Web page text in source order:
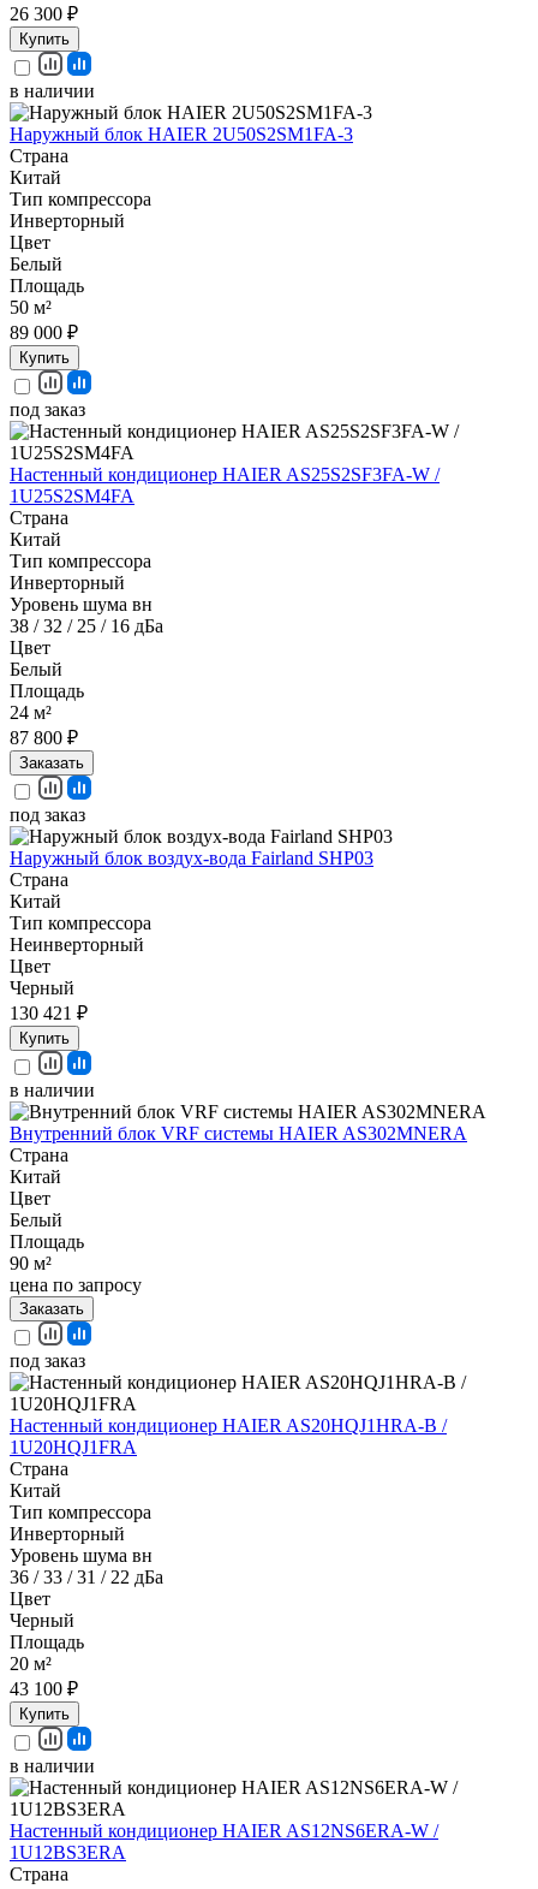
26 300 ₽
Купить
в наличии
Наружный блок HAIER 2U50S2SM1FA-3
Страна
Китай
Тип компрессора
Инверторный
Цвет
Белый
Площадь
50 м²
89 000 ₽
Купить
под заказ
Настенный кондиционер HAIER AS25S2SF3FA-W /
1U25S2SM4FA
Страна
Китай
Тип компрессора
Инверторный
Уровень шума вн
38 / 32 / 25 / 16 дБа
Цвет
Белый
Площадь
24 м²
87 800 ₽
Заказать
под заказ
Наружный блок воздух-вода Fairland SHP03
Страна
Китай
Тип компрессора
Неинверторный
Цвет
Черный
130 421 ₽
Купить
в наличии
Внутренний блок VRF системы HAIER AS302MNERA
Страна
Китай
Цвет
Белый
Площадь
90 м²
цена по запросу
Заказать
под заказ
Настенный кондиционер HAIER AS20HQJ1HRA-B /
1U20HQJ1FRA
Страна
Китай
Тип компрессора
Инверторный
Уровень шума вн
36 / 33 / 31 / 22 дБа
Цвет
Черный
Площадь
20 м²
43 100 ₽
Купить
в наличии
Настенный кондиционер HAIER AS12NS6ERA-W /
1U12BS3ERA
Страна